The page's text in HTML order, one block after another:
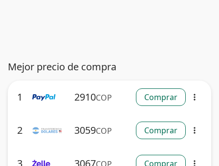
Mejor precio de compra
1 2910COP Comprar more_vert
2 3059COP Comprar more_vert
3 3067 Comprar more_vert